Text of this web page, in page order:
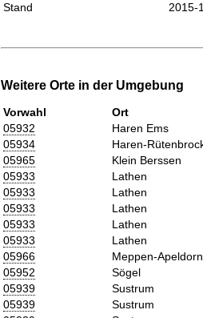
Stand
2015-
Weitere Orte in der Umgebung
Vorwahl
Ort
05932
Haren Ems
05934
Haren-
05965
Klein Berssen
05933
Lathen
05933
Lathen
05933
Lathen
05933
Lathen
05933
Lathen
05966
Meppen-Apeldorn
05952
Sögel
05939
Sustrum
05939
Sustrum